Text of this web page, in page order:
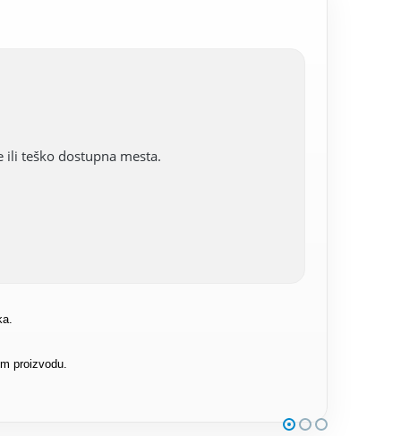
ili teško dostupna mesta.
proizvodu.